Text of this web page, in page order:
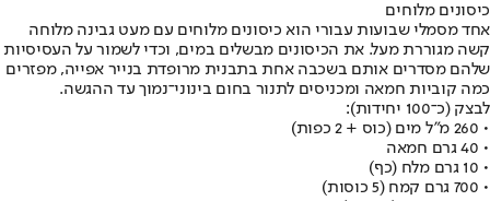
כיסונים מלוחים
אחד מסמלי שבועות עבורי הוא כיסונים מלוחים עם מעט גבינה מלוחה
קשה מגוררת מעל. את הכיסונים מבשלים במים, וכדי לשמור על העסיסיות
שלהם מסדרים אותם בשכבה אחת בתבנית מרופדת בנייר אפייה, מפזרים
כמה קוביות חמאה ומכניסים לתנור בחום בינוני־נמוך עד ההגשה.
לבצק (כ־100 יחידות):
• 260 מ"ל מים (כוס + 2 כפות)
• 40 גרם חמאה
• 10 גרם מלח (כף)
• 700 גרם קמח (5 כוסות)